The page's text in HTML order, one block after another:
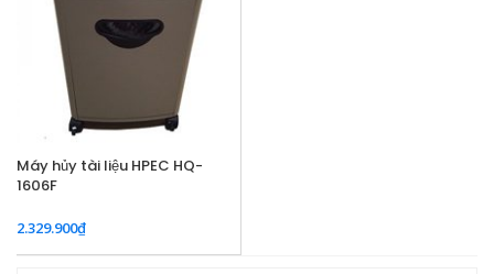
Máy hủy tài liệu HPEC HQ-
1606F
2.329.900₫